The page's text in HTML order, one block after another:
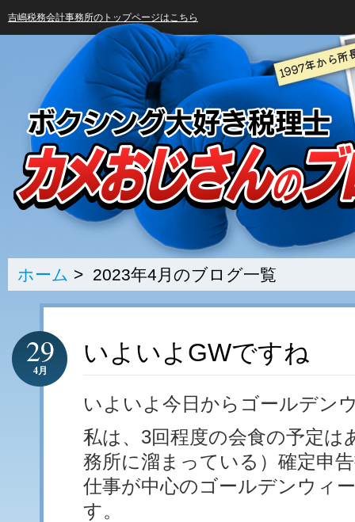
吉嶋税務会計事務所のトップページはこちら
ホーム > 2023年4月のブログ一覧
いよいよGWですね
29
4月
いよいよ今日からゴールデン
私は、3回程度の会食の予定は
務所に溜まっている）確定申
仕事が中心のゴールデンウィ
す。